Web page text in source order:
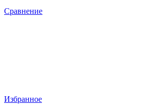
Сравнение
Избранное